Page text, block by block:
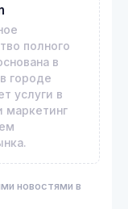
полного
в
городе
услуги в
маркетинг
новостями в